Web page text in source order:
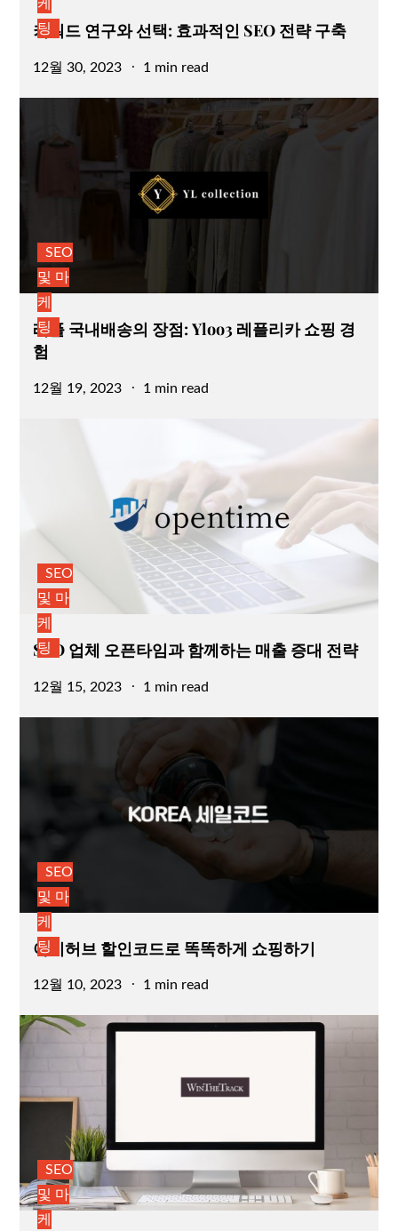
케
팅
키워드 연구와 선택: 효과적인 SEO 전략 구축
Posted
12월 30, 2023 1 min read
SEO
및 마
케
팅
레플 국내배송의 장점: Yloo3 레플리카 쇼핑 경
험
Posted
12월 19, 2023 1 min read
SEO
및 마
케
팅
SEO 업체 오픈타임과 함께하는 매출 증대 전략
Posted
12월 15, 2023 1 min read
SEO
및 마
케
팅
아이허브 할인코드로 똑똑하게 쇼핑하기
Posted
12월 10, 2023 1 min read
SEO
및 마
케